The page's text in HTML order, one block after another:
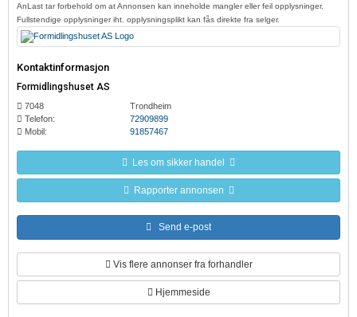
AnLast tar forbehold om at Annonsen kan inneholde mangler eller feil opplysninger.
Fullstendige opplysninger iht. opplysningsplikt kan fås direkte fra selger.
Kontaktinformasjon
Formidlingshuset AS
7048
Trondheim
Telefon:
72909899
Mobil:
91857467
Les om sikker handel
Rapporter annonsen
Send e-post
Vis flere annonser fra forhandler
Hjemmeside